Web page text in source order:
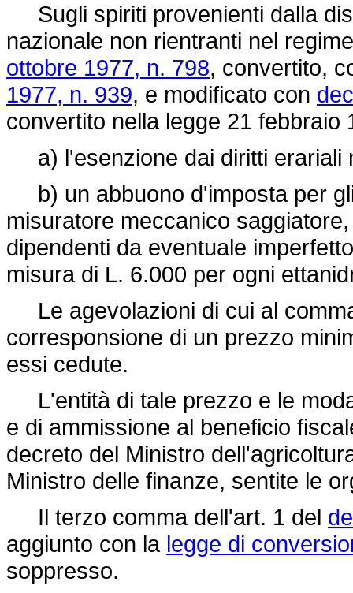
Sugli spiriti provenienti dalla
nazionale non rientranti nel
ottobre 1977, n. 798, convertito,
1977, n. 939, e modificato con
convertito nella legge 21 febbraio
a) l'esenzione dai diritti erariali
b) un abbuono d'imposta per
misuratore meccanico
dipendenti da eventuale
misura di L. 6.000 per ogni
Le agevolazioni di cui al
corresponsione di un prezzo
essi cedute.
L'entità di tale prezzo e le
e di ammissione al beneficio
decreto del Ministro
Ministro delle finanze, sentite le
Il terzo comma dell'art. 1 del
aggiunto con la legge di
soppresso.